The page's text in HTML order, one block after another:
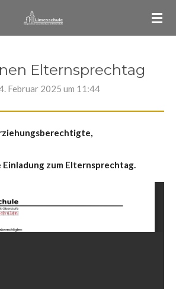
Elternsprechtag
Februar 2025 um 11:44
zum Elternsprechtag.